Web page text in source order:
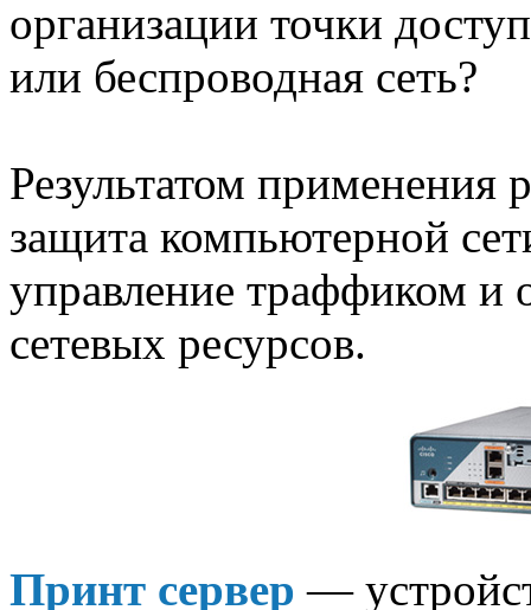
организации точки
или беспроводная сеть?
Результатом применения
защита компьютерной
управление траффиком и
сетевых ресурсов.
Принт сервер —